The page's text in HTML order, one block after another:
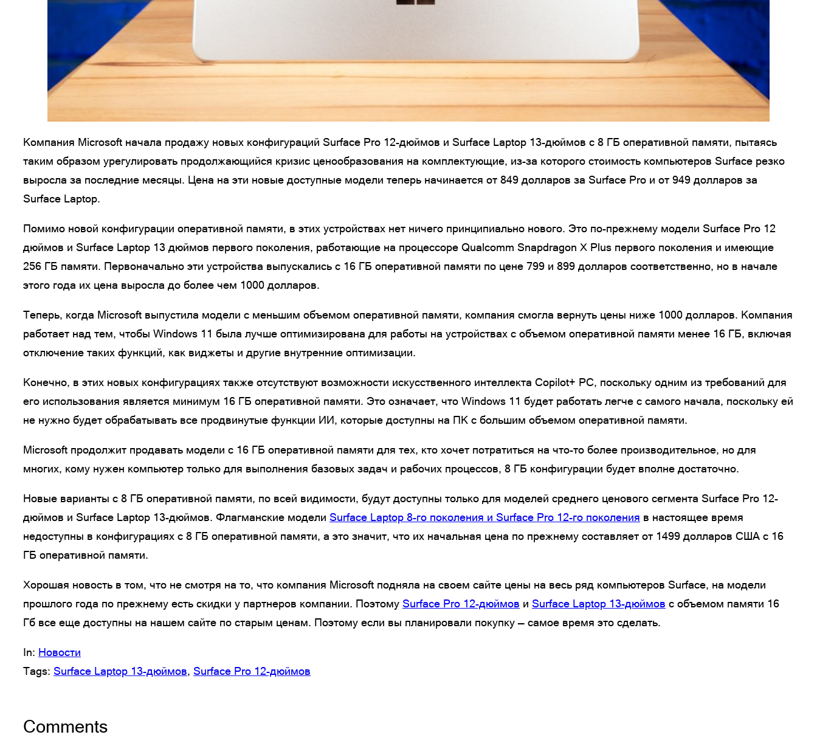
Компания Microsoft начала продажу новых конфигураций Surface Pro 12-дюймов и Surface Laptop 13-дюймов с 8 ГБ оперативной памяти, пытаясь
таким образом урегулировать продолжающийся кризис ценообразования на комплектующие, из-за которого стоимость компьютеров Surface резко
выросла за последние месяцы. Цена на эти новые доступные модели теперь начинается от 849 долларов за Surface Pro и от 949 долларов за
Surface Laptop.
Помимо новой конфигурации оперативной памяти, в этих устройствах нет ничего принципиально нового. Это по-прежнему модели Surface Pro 12
дюймов и Surface Laptop 13 дюймов первого поколения, работающие на процессоре Qualcomm Snapdragon X Plus первого поколения и имеющие
256 ГБ памяти. Первоначально эти устройства выпускались с 16 ГБ оперативной памяти по цене 799 и 899 долларов соответственно, но в начале
этого года их цена выросла до более чем 1000 долларов.
Теперь, когда Microsoft выпустила модели с меньшим объемом оперативной памяти, компания смогла вернуть цены ниже 1000 долларов. Компания
работает над тем, чтобы Windows 11 была лучше оптимизирована для работы на устройствах с объемом оперативной памяти менее 16 ГБ, включая
отключение таких функций, как виджеты и другие внутренние оптимизации.
Конечно, в этих новых конфигурациях также отсутствуют возможности искусственного интеллекта Copilot+ PC, поскольку одним из требований для
его использования является минимум 16 ГБ оперативной памяти. Это означает, что Windows 11 будет работать легче с самого начала, поскольку ей
не нужно будет обрабатывать все продвинутые функции ИИ, которые доступны на ПК с большим объемом оперативной памяти.
Microsoft продолжит продавать модели с 16 ГБ оперативной памяти для тех, кто хочет потратиться на что-то более производительное, но для
многих, кому нужен компьютер только для выполнения базовых задач и рабочих процессов, 8 ГБ конфигурации будет вполне достаточно.
Новые варианты с 8 ГБ оперативной памяти, по всей видимости, будут доступны только для моделей среднего ценового сегмента Surface Pro 12-
дюймов и Surface Laptop 13-дюймов. Флагманские модели Surface Laptop 8-го поколения и Surface Pro 12-го поколения в настоящее время
недоступны в конфигурациях с 8 ГБ оперативной памяти, а это значит, что их начальная цена по прежнему составляет от 1499 долларов США с 16
ГБ оперативной памяти.
Хорошая новость в том, что не смотря на то, что компания Microsoft подняла на своем сайте цены на весь ряд компьютеров Surface, на модели
прошлого года по прежнему есть скидки у партнеров компании. Поэтому Surface Pro 12-дюймов и Surface Laptop 13-дюймов с объемом памяти 16
Гб все еще доступны на нашем сайте по старым ценам. Поэтому если вы планировали покупку — самое время это сделать.
In: Новости
Tags: Surface Laptop 13-дюймов, Surface Pro 12-дюймов
Comments